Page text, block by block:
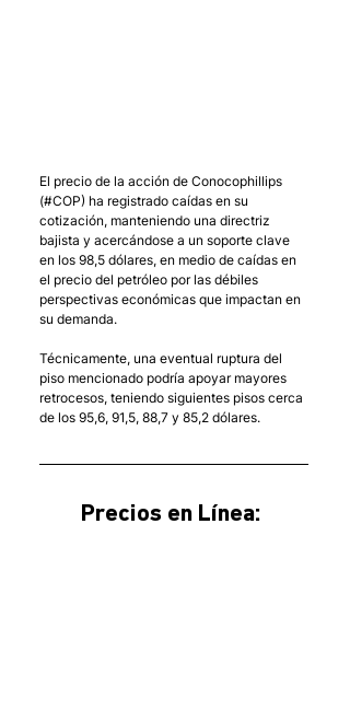
El precio de la acción de Conocophillips
(#COP) ha registrado caídas en su
cotización, manteniendo una directriz
bajista y acercándose a un soporte clave
en los 98,5 dólares, en medio de caídas en
el precio del petróleo por las débiles
perspectivas económicas que impactan en
su demanda.
Técnicamente, una eventual ruptura del
piso mencionado podría apoyar mayores
retrocesos, teniendo siguientes pisos cerca
de los 95,6, 91,5, 88,7 y 85,2 dólares.
Precios en Línea: